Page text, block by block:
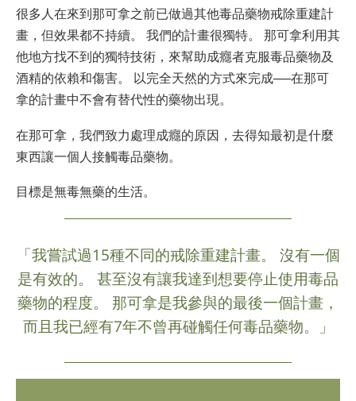
烏克蘭文
克羅埃西亞文
土耳其文
很多人在來到那可拿之前已做過其他毒品藥物戒除重建計
畫，但效果都不持續。 我們的計畫很獨特。 那可拿利用其
他地方找不到的獨特技術，來幫助成癮者克服毒品藥物及
酒精的依賴和傷害。 以完全天然的方式來完成──在那可
拿的計畫中不會有替代性的藥物出現。
在那可拿，我們致力處理成癮的原因 ，去得知最初是什麼
東西讓一個人接觸毒品藥物。
目標是無毒無藥的生活。
「我嘗試過15種不同的戒除重建計畫。 沒有一個
是有效的。 甚至沒有讓我達到想要停止使用毒品
藥物的程度。 那可拿是我參與的最後一個計畫，
而且我已經有7年不曾再碰觸任何毒品藥物。」